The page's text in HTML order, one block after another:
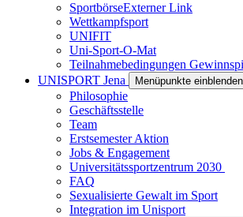
SportbörseExterner Link
Wettkampfsport
UNIFIT
Uni-Sport-O-Mat
Teilnahmebedingungen
UNISPORT Jena
Menüpunkte einblenden
Philosophie
Geschäftsstelle
Team
Erstsemester Aktion
Jobs & Engagement
Universitätssportzentrum 2030
FAQ
Sexualisierte Gewalt im Sport
Integration im Unisport